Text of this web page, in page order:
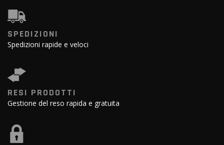
SPEDIZIONI
Spedizioni rapide e veloci
RESI PRODOTTI
Gestione del reso rapida e gratuita